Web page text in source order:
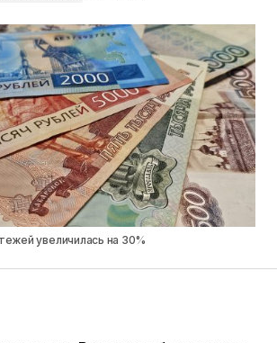
увеличилась на 30%